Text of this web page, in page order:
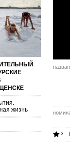
жизнь
3